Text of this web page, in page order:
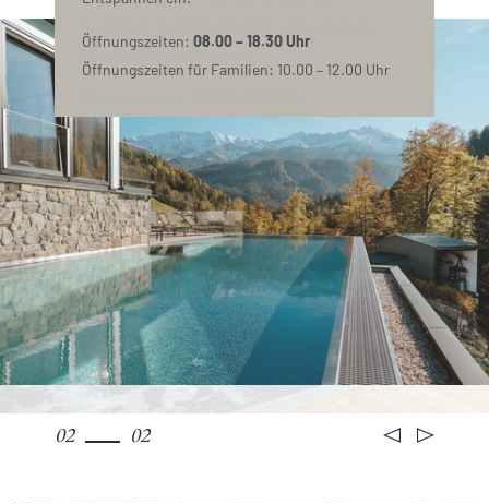
frischen Bergluft erfreuen.
Öffnungszeiten: 08.00 – 18.30 Uhr
Öffnungszeiten für Familien: 10.00 – 12.00 Uhr
02 02